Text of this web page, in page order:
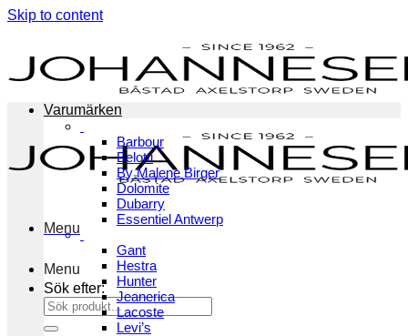
Skip to content
Menu
Menu
Sök efter:
Varumärken
Barbour
Belotti
By Malene Birger
Dolomite
Dubarry
Essentiel Antwerp
Gant
Hestra
Hunter
Jeanerica
Lacoste
Levi’s